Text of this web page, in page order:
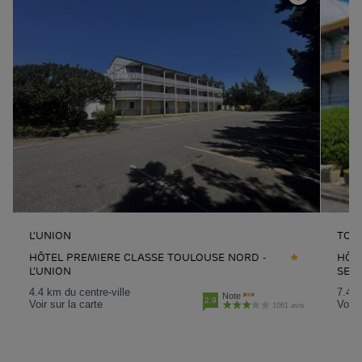
L'UNION
HÔTEL PREMIERE CLASSE TOULOUSE NORD -
L'UNION
4.4 km du centre-ville
Voir sur la carte
2.9 Note
1061 avis
7.4
Voir